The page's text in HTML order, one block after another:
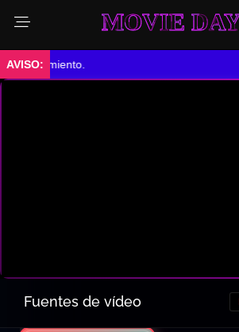
MOVIE DAYS
Fuentes de vídeo